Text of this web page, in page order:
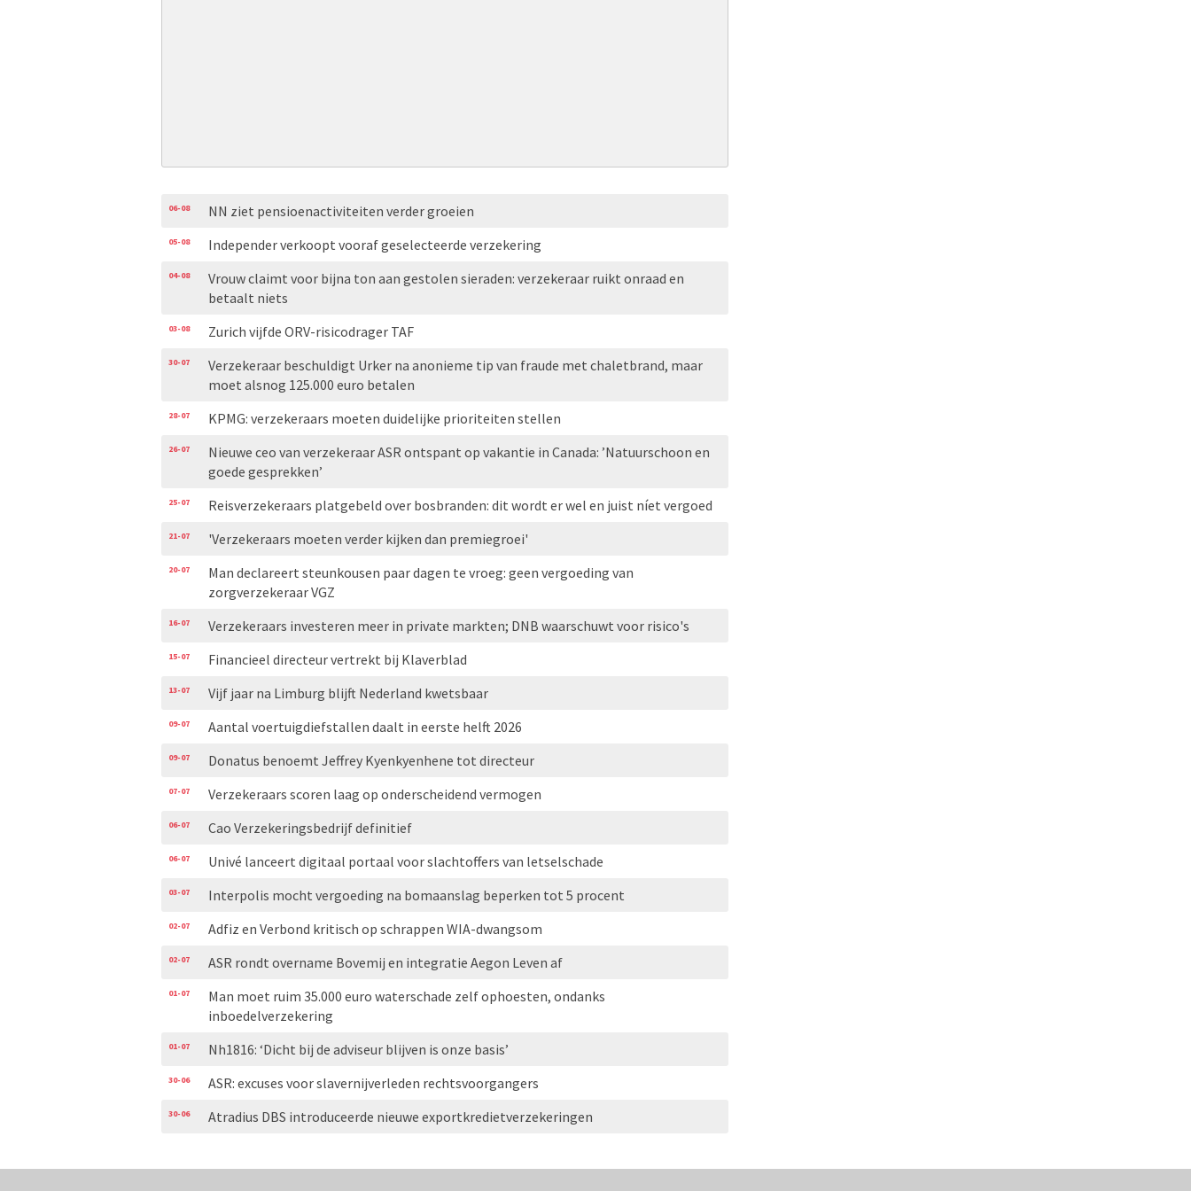
06-08 NN ziet pensioenactiviteiten verder groeien
05-08 Independer verkoopt vooraf geselecteerde verzekering
04-08
Vrouw claimt voor bijna ton aan gestolen sieraden: verzekeraar ruikt onraad en
betaalt niets
03-08 Zurich vijfde ORV-risicodrager TAF
30-07
Verzekeraar beschuldigt Urker na anonieme tip van fraude met chaletbrand, maar
moet alsnog 125.000 euro betalen
28-07 KPMG: verzekeraars moeten duidelijke prioriteiten stellen
26-07
Nieuwe ceo van verzekeraar ASR ontspant op vakantie in Canada: ’Natuurschoon en
goede gesprekken’
25-07 Reisverzekeraars platgebeld over bosbranden: dit wordt er wel en juist níet vergoed
21-07 'Verzekeraars moeten verder kijken dan premiegroei'
20-07
Man declareert steunkousen paar dagen te vroeg: geen vergoeding van
zorgverzekeraar VGZ
16-07 Verzekeraars investeren meer in private markten; DNB waarschuwt voor risico's
15-07 Financieel directeur vertrekt bij Klaverblad
13-07 Vijf jaar na Limburg blijft Nederland kwetsbaar
09-07 Aantal voertuigdiefstallen daalt in eerste helft 2026
09-07 Donatus benoemt Jeffrey Kyenkyenhene tot directeur
07-07 Verzekeraars scoren laag op onderscheidend vermogen
06-07 Cao Verzekeringsbedrijf definitief
06-07 Univé lanceert digitaal portaal voor slachtoffers van letselschade
03-07 Interpolis mocht vergoeding na bomaanslag beperken tot 5 procent
02-07 Adfiz en Verbond kritisch op schrappen WIA-dwangsom
02-07 ASR rondt overname Bovemij en integratie Aegon Leven af
01-07
Man moet ruim 35.000 euro waterschade zelf ophoesten, ondanks
inboedelverzekering
01-07 Nh1816: ‘Dicht bij de adviseur blijven is onze basis’
30-06 ASR: excuses voor slavernijverleden rechtsvoorgangers
30-06 Atradius DBS introduceerde nieuwe exportkredietverzekeringen